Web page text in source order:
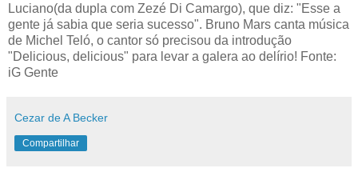
Luciano(da dupla com Zezé Di Camargo), que diz: "Esse a
gente já sabia que seria sucesso". Bruno Mars canta música
de Michel Teló, o cantor só precisou da introdução
"Delicious, delicious" para levar a galera ao delírio! Fonte:
iG Gente
Cezar de A Becker
Compartilhar